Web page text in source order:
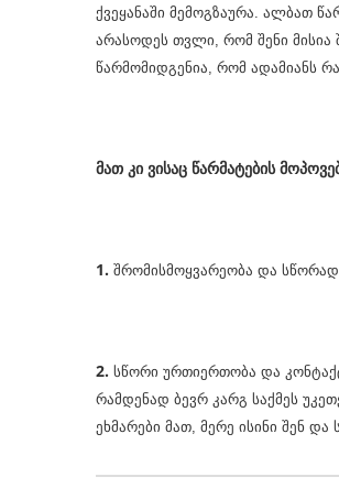
ქვეყანაში მემოგზაურა. ალბათ
არასოდეს თვლი, რომ შენი
წარმომიდგენია, რომ ადამიანს
მათ კი ვისაც წარმატების
1. შრომისმოყვარეობა და
2. სწორი ურთიერთობა და
რამდენად ბევრ კარგ საქმეს
ეხმარები მათ, მერე ისინი შენ